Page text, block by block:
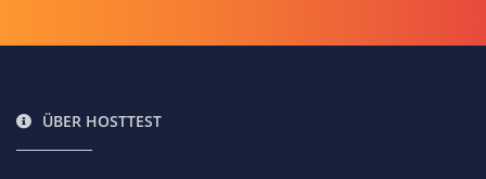
ÜBER HOSTTEST